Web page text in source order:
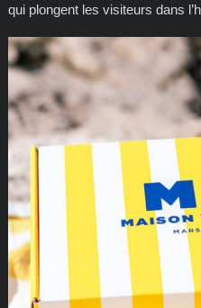
qui plongent les visiteurs dans